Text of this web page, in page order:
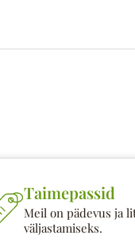
Taimepassid
Meil on pädevus ja
väljastamiseks.